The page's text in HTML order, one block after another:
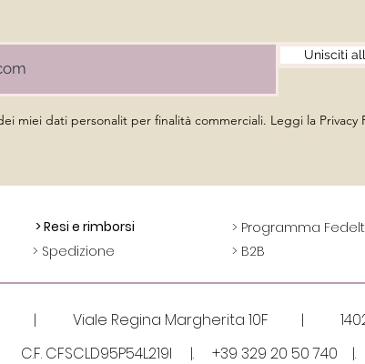
Attacco catenella porta cellulare
Unisciti
miei dati personalit per finalità commerciali. Leggi la Privacy
> Spedizione
> Resi e rimborsi
> Programma
> B2B
| Viale Regina Margherita 10F | 14022
C.F. CFSCLD95P54L219I |. +39 329 20 50 740 |.